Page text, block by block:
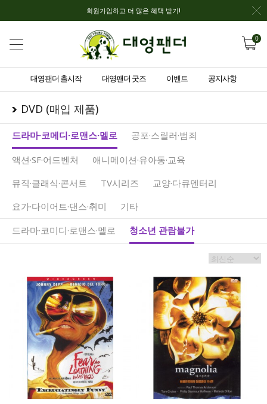
회원가입하고 더 많은 혜택 받기!
0
대영팬더 출시작 대영팬더 굿즈 이벤트 공지사항
DVD (매입 제품)
드라마·코메디·로맨스·멜로 공포·스릴러·범죄
액션·SF·어드벤처
애니메이션·유아동·교육
뮤직·클래식·콘서트
TV시리즈
교양·다큐멘터리
요가·다이어트·댄스·취미
기타
드라마·코미디·로맨스·멜로
청소년 관람불가